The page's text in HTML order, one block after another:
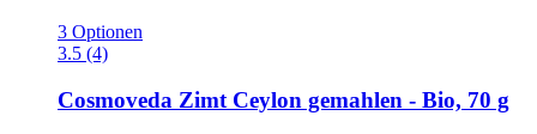
3 Optionen
3.5 (4)
Cosmoveda Zimt Ceylon gemahlen -​ Bio, 70 g